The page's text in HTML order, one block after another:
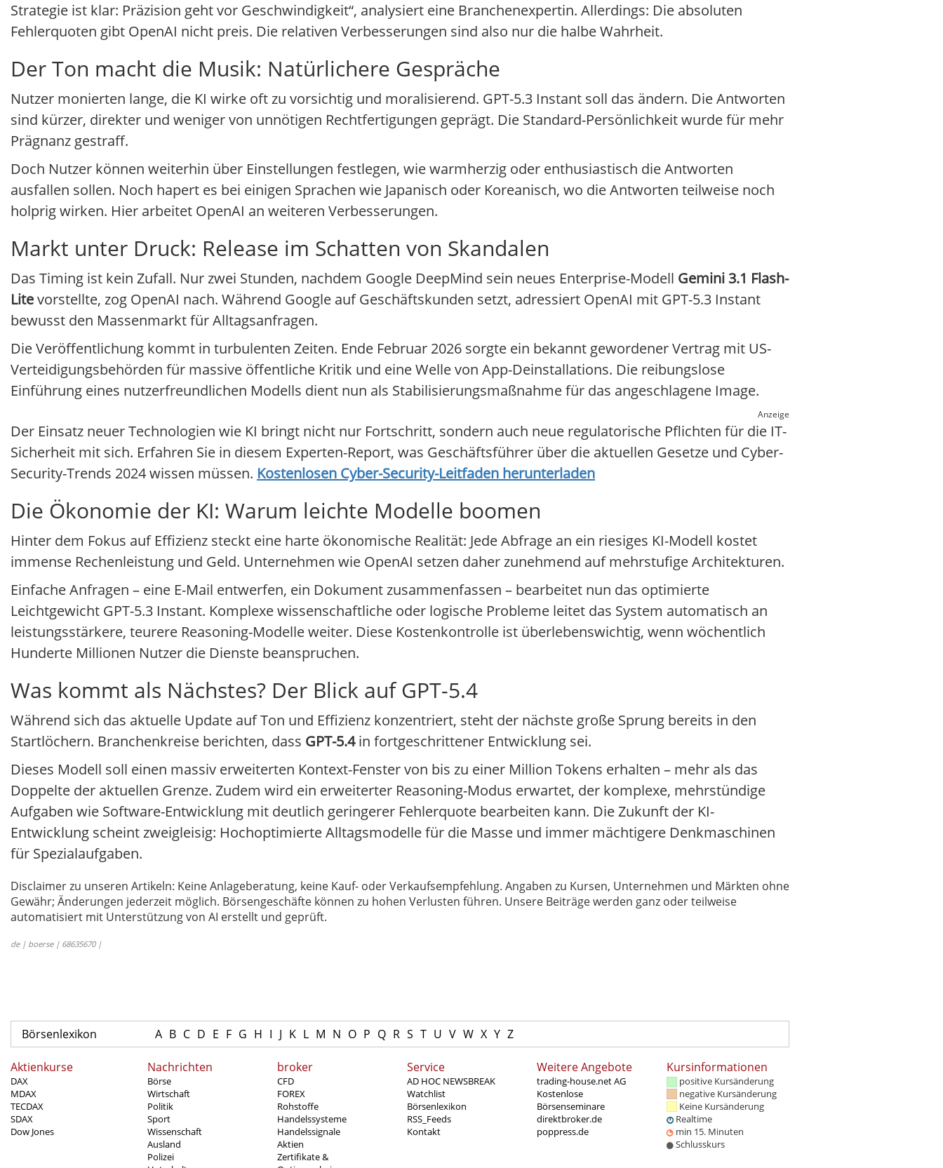
Strategie ist klar: Präzision geht vor Geschwindigkeit“, analysiert eine Branchenexpertin. Allerdings: Die absoluten
Fehlerquoten gibt OpenAI nicht preis. Die relativen Verbesserungen sind also nur die halbe Wahrheit.
Der Ton macht die Musik: Natürlichere Gespräche
Nutzer monierten lange, die KI wirke oft zu vorsichtig und moralisierend. GPT-5.3 Instant soll das ändern. Die Antworten
sind kürzer, direkter und weniger von unnötigen Rechtfertigungen geprägt. Die Standard-Persönlichkeit wurde für mehr
Prägnanz gestraff.
Doch Nutzer können weiterhin über Einstellungen festlegen, wie warmherzig oder enthusiastisch die Antworten
ausfallen sollen. Noch hapert es bei einigen Sprachen wie Japanisch oder Koreanisch, wo die Antworten teilweise noch
holprig wirken. Hier arbeitet OpenAI an weiteren Verbesserungen.
Markt unter Druck: Release im Schatten von Skandalen
Das Timing ist kein Zufall. Nur zwei Stunden, nachdem Google DeepMind sein neues Enterprise-Modell Gemini 3.1 Flash-
Litevorstellte, zog OpenAI nach. Während Google auf Geschäftskunden setzt, adressiert OpenAI mit GPT-5.3 Instant
bewusst den Massenmarkt für Alltagsanfragen.
Die Veröffentlichung kommt in turbulenten Zeiten. Ende Februar 2026 sorgte ein bekannt gewordener Vertrag mit US-
Verteidigungsbehörden für massive öffentliche Kritik und eine Welle von App-Deinstallations. Die reibungslose
Einführung eines nutzerfreundlichen Modells dient nun als Stabilisierungsmaßnahme für das angeschlagene Image.
Anzeige
Der Einsatz neuer Technologien wie KI bringt nicht nur Fortschritt, sondern auch neue regulatorische Pflichten für die IT-
Sicherheit mit sich. Erfahren Sie in diesem Experten-Report, was Geschäftsführer über die aktuellen Gesetze und Cyber-
Security-Trends 2024 wissen müssen. Kostenlosen Cyber-Security-Leitfaden herunterladen
Die Ökonomie der KI: Warum leichte Modelle boomen
Hinter dem Fokus auf Effizienz steckt eine harte ökonomische Realität: Jede Abfrage an ein riesiges KI-Modell kostet
immense Rechenleistung und Geld. Unternehmen wie OpenAI setzen daher zunehmend auf mehrstufige Architekturen.
Einfache Anfragen – eine E-Mail entwerfen, ein Dokument zusammenfassen – bearbeitet nun das optimierte
Leichtgewicht GPT-5.3 Instant. Komplexe wissenschaftliche oder logische Probleme leitet das System automatisch an
leistungsstärkere, teurere Reasoning-Modelle weiter. Diese Kostenkontrolle ist überlebenswichtig, wenn wöchentlich
Hunderte Millionen Nutzer die Dienste beanspruchen.
Was kommt als Nächstes? Der Blick auf GPT-5.4
Während sich das aktuelle Update auf Ton und Effizienz konzentriert, steht der nächste große Sprung bereits in den
Startlöchern. Branchenkreise berichten, dass GPT-5.4in fortgeschrittener Entwicklung sei.
Dieses Modell soll einen massiv erweiterten Kontext-Fenster von bis zu einer Million Tokens erhalten – mehr als das
Doppelte der aktuellen Grenze. Zudem wird ein erweiterter Reasoning-Modus erwartet, der komplexe, mehrstündige
Aufgaben wie Software-Entwicklung mit deutlich geringerer Fehlerquote bearbeiten kann. Die Zukunft der KI-
Entwicklung scheint zweigleisig: Hochoptimierte Alltagsmodelle für die Masse und immer mächtigere Denkmaschinen
für Spezialaufgaben.
Disclaimer zu unseren Artikeln: Keine Anlageberatung, keine Kauf- oder Verkaufsempfehlung. Angaben zu Kursen, Unternehmen und Märkten ohne
Gewähr; Änderungen jederzeit möglich. Börsengeschäfte können zu hohen Verlusten führen. Unsere Beiträge werden ganz oder teilweise
automatisiert mit Unterstützung von AI erstellt und geprüft.
de | boerse | 68635670 |
Börsenlexikon A B C D E F G H I J K L M N O P Q R S T U V W X Y Z
Aktienkurse
DAX
MDAX
TECDAX
SDAX
Dow Jones
Nachrichten
Börse
Wirtschaft
Politik
Sport
Wissenschaft
Ausland
Polizei
broker
CFD
FOREX
Rohstoffe
Handelssysteme
Handelssignale
Aktien
Zertifikate &
Service
AD HOC NEWSBREAK
Watchlist
Börsenlexikon
RSS_Feeds
Kontakt
Weitere Angebote
trading-house.net AG
Kostenlose
Börsenseminare
direktbroker.de
poppress.de
Kursinformationen
positive Kursänderung
negative Kursänderung
Keine Kursänderung
Realtime
min 15. Minuten
Schlusskurs